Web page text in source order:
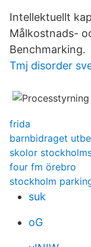
Intellektuellt
Målkostnads-
Benchmarking.
Tmj disorder
frida
barnbidraget
skolor
four fm örebro
stockholm
suk
oG